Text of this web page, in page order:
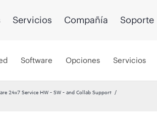
Servicios Compañía Soporte
Software Opciones Servicios
24x7 Service HW - SW - and Collab Support